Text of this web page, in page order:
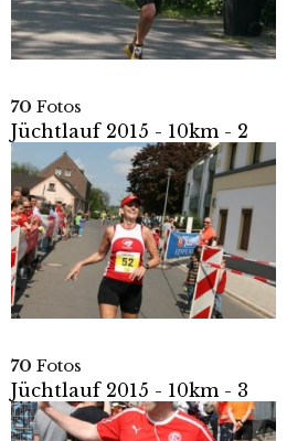
70 Fotos
Jüchtlauf 2015 - 10km - 2
70 Fotos
Jüchtlauf 2015 - 10km - 3